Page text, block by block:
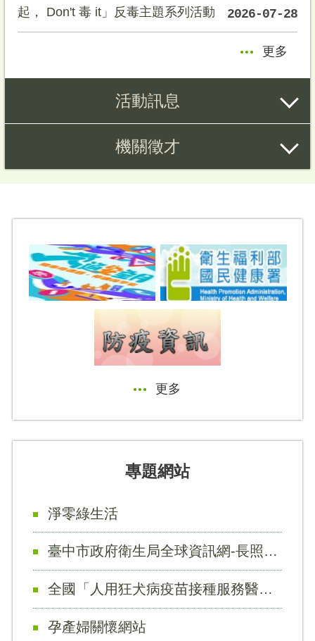
起， Don't 毒 it」反毒主題系列活動
2026-07-28
更多
活動訊息
機關徵才
更多
專題網站
淨零綠生活
臺中市政府衛生局全球資訊網-長照2.0專區連結
全國「人用狂犬病疫苗接種服務醫院」
孕產婦關懷網站